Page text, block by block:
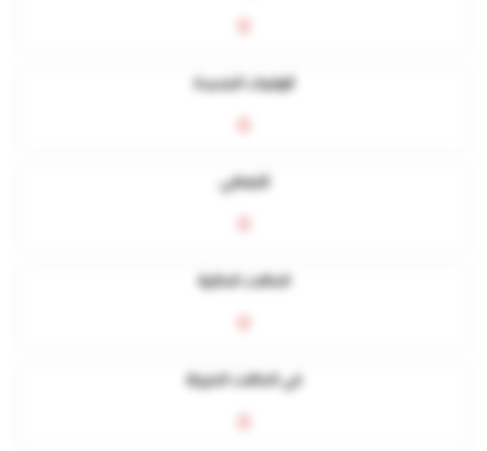
0
الوفيات الجديدة
0
التعافي
0
الحالات الحالية
0
في الحالات الحرجة
0